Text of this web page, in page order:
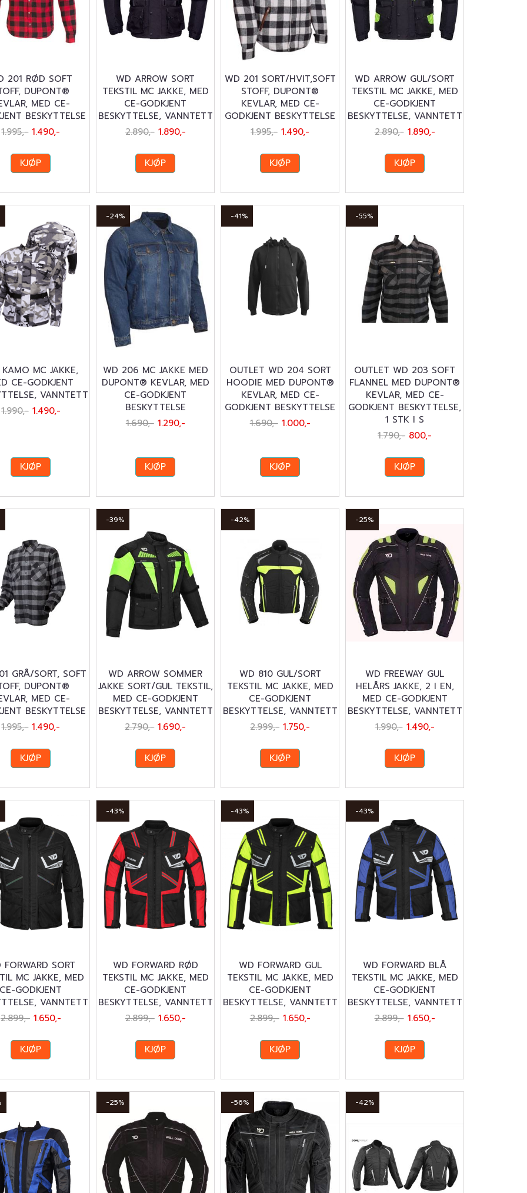
201 RØD SOFT
DUPONT®
MED CE-
BESKYTTELSE
1.995,- 1.490,-
KJØP
WD ARROW SORT
TEKSTIL MC JAKKE, MED
CE-GODKJENT
BESKYTTELSE, VANNTETT
2.890,- 1.890,-
KJØP
WD 201 SORT/HVIT,SOFT
STOFF, DUPONT®
KEVLAR, MED CE-
GODKJENT BESKYTTELSE
1.995,- 1.490,-
KJØP
WD ARROW GUL/SORT
TEKSTIL MC JAKKE, MED
CE-GODKJENT
BESKYTTELSE, VANNTETT
2.890,- 1.890,-
KJØP
MC JAKKE,
CE-GODKJENT
VANNTETT
1.990,- 1.490,-
KJØP
-24%
WD 206 MC JAKKE MED
DUPONT® KEVLAR, MED
CE-GODKJENT
BESKYTTELSE
1.690,- 1.290,-
KJØP
-41%
OUTLET WD 204 SORT
HOODIE MED DUPONT®
KEVLAR, MED CE-
GODKJENT BESKYTTELSE
1.690,- 1.000,-
KJØP
-55%
OUTLET WD 203 SOFT
FLANNEL MED DUPONT®
KEVLAR, MED CE-
GODKJENT BESKYTTELSE,
1 STK I S
1.790,- 800,-
KJØP
GRÅ/SORT, SOFT
DUPONT®
MED CE-
BESKYTTELSE
1.995,- 1.490,-
KJØP
-39%
WD ARROW SOMMER
JAKKE SORT/GUL TEKSTIL,
MED CE-GODKJENT
BESKYTTELSE, VANNTETT
2.790,- 1.690,-
KJØP
-42%
WD 810 GUL/SORT
TEKSTIL MC JAKKE, MED
CE-GODKJENT
BESKYTTELSE, VANNTETT
2.999,- 1.750,-
KJØP
-25%
WD FREEWAY GUL
HELÅRS JAKKE, 2 I EN,
MED CE-GODKJENT
BESKYTTELSE, VANNTETT
1.990,- 1.490,-
KJØP
FORWARD SORT
MC JAKKE, MED
CE-GODKJENT
VANNTETT
2.899,- 1.650,-
KJØP
-43%
WD FORWARD RØD
TEKSTIL MC JAKKE, MED
CE-GODKJENT
BESKYTTELSE, VANNTETT
2.899,- 1.650,-
KJØP
-43%
WD FORWARD GUL
TEKSTIL MC JAKKE, MED
CE-GODKJENT
BESKYTTELSE, VANNTETT
2.899,- 1.650,-
KJØP
-43%
WD FORWARD BLÅ
TEKSTIL MC JAKKE, MED
CE-GODKJENT
BESKYTTELSE, VANNTETT
2.899,- 1.650,-
KJØP
-25% -56% -42%